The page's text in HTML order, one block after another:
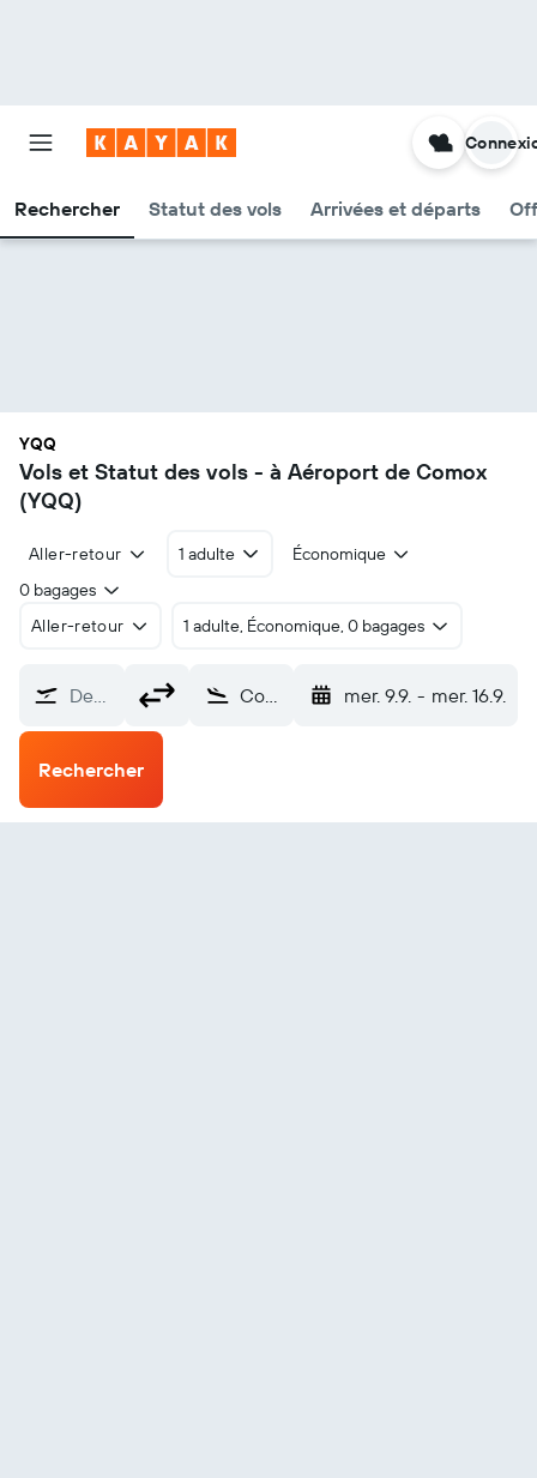
Rechercher Statut des vols Arrivées et départs
YQQ
Vols et Statut des vols - à Aéroport de Comox
(YQQ)
Aller-retour 1 adulte
Économique
0 bagages
Aller-retour
1 adulte, Économique, 0 bagages
De… Comox (YQQ) mer. 9.9. - mer. 16.9.
Rechercher